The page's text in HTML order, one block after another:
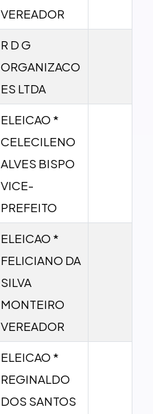
VEREADOR
R D G
ORGANIZACO
ES LTDA
ELEICAO *
CELECILENO
ALVES BISPO
VICE-
PREFEITO
ELEICAO *
FELICIANO DA
SILVA
MONTEIRO
VEREADOR
ELEICAO *
REGINALDO
DOS SANTOS